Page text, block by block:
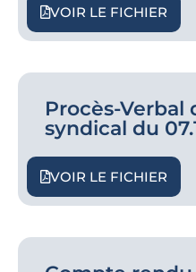
VOIR LE FICHIER
Procès-Verbal
syndical du
VOIR LE FICHIER